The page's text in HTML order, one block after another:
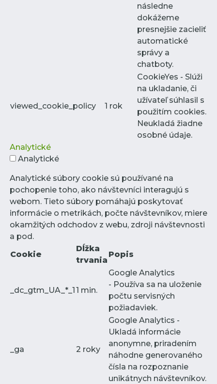
následne
dokážeme
presnejšie zacieliť
automatické
správy a
chatboty.
viewed_cookie_policy 1 rok
CookieYes - Slúži
na ukladanie, či
užívateľ súhlasil s
použitím cookies.
Neukladá žiadne
osobné údaje.
Analytické
Analytické
Analytické súbory cookie sú používané na
pochopenie toho, ako návštevníci interagujú s
webom. Tieto súbory pomáhajú poskytovať
informácie o metrikách, počte návštevníkov, miere
okamžitých odchodov z webu, zdroji návštevnosti
a pod.
Cookie
Dĺžka
trvania
Popis
_dc_gtm_UA_*_1 1 min.
Google Analytics
- Používa sa na uloženie
počtu servisných
požiadaviek.
_ga 2 roky
Google Analytics -
Ukladá informácie
anonymne, priradením
náhodne generovaného
čísla na rozpoznanie
unikátnych návštevníkov.